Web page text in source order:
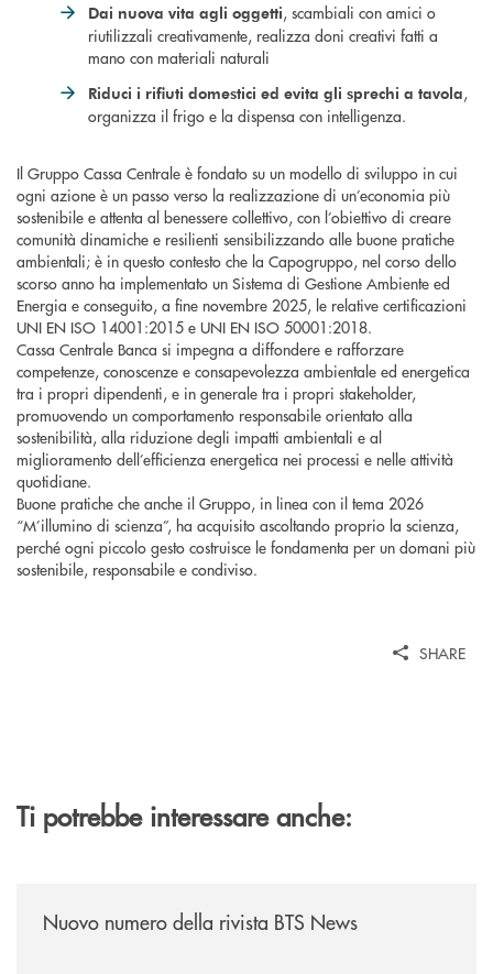
Dai nuova vita agli oggetti, scambiali con amici o
riutilizzali creativamente, realizza doni creativi fatti a
mano con materiali naturali
Riduci i rifiuti domestici ed evita gli sprechi a tavola,
organizza il frigo e la dispensa con intelligenza.
Il Gruppo Cassa Centrale è fondato su un modello di sviluppo in cui
ogni azione è un passo verso la realizzazione di un’economia più
sostenibile e attenta al benessere collettivo, con l’obiettivo di creare
comunità dinamiche e resilienti sensibilizzando alle buone pratiche
ambientali; è in questo contesto che la Capogruppo, nel corso dello
scorso anno ha implementato un Sistema di Gestione Ambiente ed
Energia e conseguito, a fine novembre 2025, le relative certificazioni
UNI EN ISO 14001:2015 e UNI EN ISO 50001:2018.
Cassa Centrale Banca si impegna a diffondere e rafforzare
competenze, conoscenze e consapevolezza ambientale ed energetica
tra i propri dipendenti, e in generale tra i propri stakeholder,
promuovendo un comportamento responsabile orientato alla
sostenibilità, alla riduzione degli impatti ambientali e al
miglioramento dell’efficienza energetica nei processi e nelle attività
quotidiane.
Buone pratiche che anche il Gruppo, in linea con il tema 2026
“M’illumino di scienza”, ha acquisito ascoltando proprio la scienza,
perché ogni piccolo gesto costruisce le fondamenta per un domani più
sostenibile, responsabile e condiviso.
SHARE
Ti potrebbe interessare anche:
Nuovo numero della rivista BTS News